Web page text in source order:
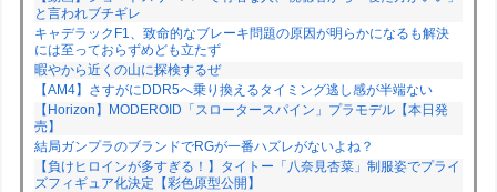
と言われブチギレ
キャデラックF1、致命的なブレーキ問題の原因が明らかになるも解決
には至っておらずめども立たず
暇やから近くの山に探検するぜ
【AM4】さすがにDDR5へ乗り換えるタイミング逃し感が半端ない
【Horizon】MODEROID「スロータースパイン」プラモデル【本日発
売】
結局ガンプラのブランドでRGが一番ハズレがないよね？
【負けヒロインが多すぎる！】タイトー「八奈見杏菜」制服姿でプライ
ズフィギュア化決定【彩色原型公開】